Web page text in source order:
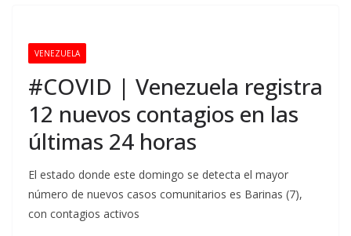
VENEZUELA
#COVID | Venezuela registra
12 nuevos contagios en las
últimas 24 horas
El estado donde este domingo se detecta el mayor
número de nuevos casos comunitarios es Barinas (7),
con contagios activos